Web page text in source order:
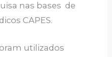
nas bases de
CAPES.
utilizados